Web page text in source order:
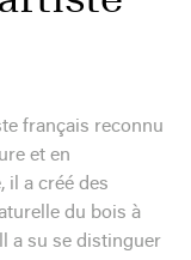
français reconnu
et en
il a créé des
du bois à
a su se distinguer